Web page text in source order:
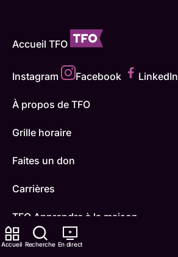
Accueil Recherche En direct
Accueil TFO
Instagram Facebook LinkedIn
À propos de TFO
Grille horaire
Faites un don
Carrières
TFO Apprendre à la maison
Comment nous capter